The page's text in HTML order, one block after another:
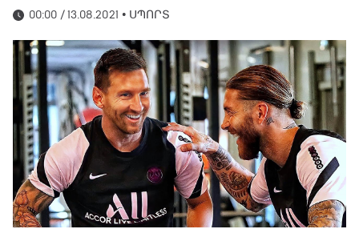
00:00 / 13.08.2021 • ՍՊՈՐՏ